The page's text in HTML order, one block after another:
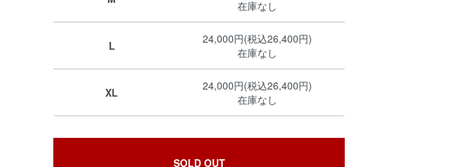
在庫なし
L
24,000円(税込26,400円)
在庫なし
XL
24,000円(税込26,400円)
在庫なし
SOLD OUT